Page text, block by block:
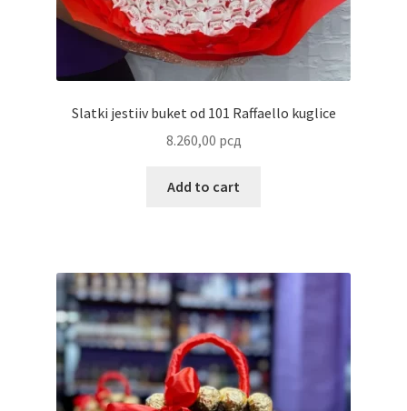
Uredjenje doma
Slatki jestiiv buket od 101 Raffaello kuglice
8.260,00 рсд
Add to cart